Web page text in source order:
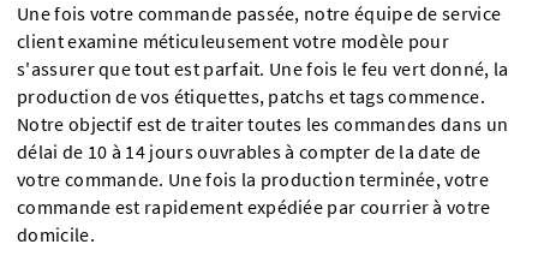
Une fois votre commande passée, notre équipe de service
client examine méticuleusement votre modèle pour
s'assurer que tout est parfait. Une fois le feu vert donné, la
production de vos étiquettes, patchs et tags commence.
Notre objectif est de traiter toutes les commandes dans un
délai de 10 à 14 jours ouvrables à compter de la date de
votre commande. Une fois la production terminée, votre
commande est rapidement expédiée par courrier à votre
domicile.